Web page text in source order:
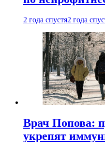
2 года спустя2 года
Врач Попова:
укрепят